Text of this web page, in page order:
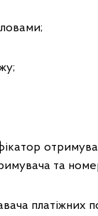
та
платіжних